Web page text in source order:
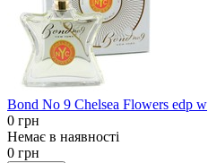
Bond No 9 Chelsea Flowers edp w
0 грн
Немає в наявності
0 грн